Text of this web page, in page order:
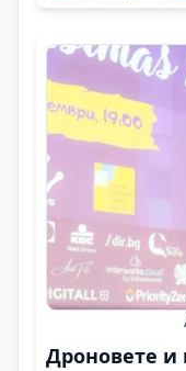
Дроновете и